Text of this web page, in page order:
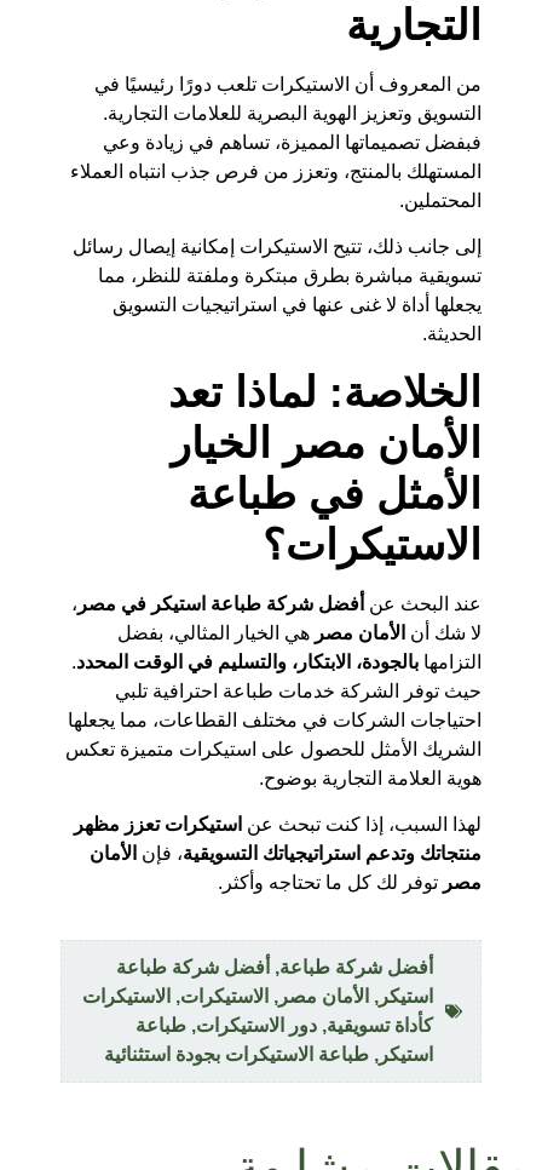
التجارية
من المعروف أن الاستيكرات تلعب دورًا رئيسيًا في
التسويق وتعزيز الهوية البصرية للعلامات التجارية.
فبفضل تصميماتها المميزة، تساهم في زيادة وعي
المستهلك بالمنتج، وتعزز من فرص جذب انتباه العملاء
المحتملين.
إلى جانب ذلك، تتيح الاستيكرات إمكانية إيصال رسائل
تسويقية مباشرة بطرق مبتكرة وملفتة للنظر، مما
يجعلها أداة لا غنى عنها في استراتيجيات التسويق
الحديثة.
الخلاصة: لماذا تعد
الأمان مصر الخيار
الأمثل في طباعة
الاستيكرات؟
عند البحث عن أفضل شركة طباعة استيكر في مصر ،
لا شك أن الأمان مصر هي الخيار المثالي، بفضل
التزامها بالجودة، الابتكار، والتسليم في الوقت المحدد.
حيث توفر الشركة خدمات طباعة احترافية تلبي
احتياجات الشركات في مختلف القطاعات، مما يجعلها
الشريك الأمثل للحصول على استيكرات متميزة تعكس
هوية العلامة التجارية بوضوح.
لهذا السبب، إذا كنت تبحث عن استيكرات تعزز مظهر
منتجاتك وتدعم استراتيجياتك التسويقية، فإن الأمان
مصر توفر لك كل ما تحتاجه وأكثر.
أفضل شركة طباعة, أفضل شركة طباعة
استيكر , الأمان مصر , الاستيكرات, الاستيكرات
كأداة تسويقية, دور الاستيكرات, طباعة
استيكر , طباعة الاستيكرات بجودة استثنائية